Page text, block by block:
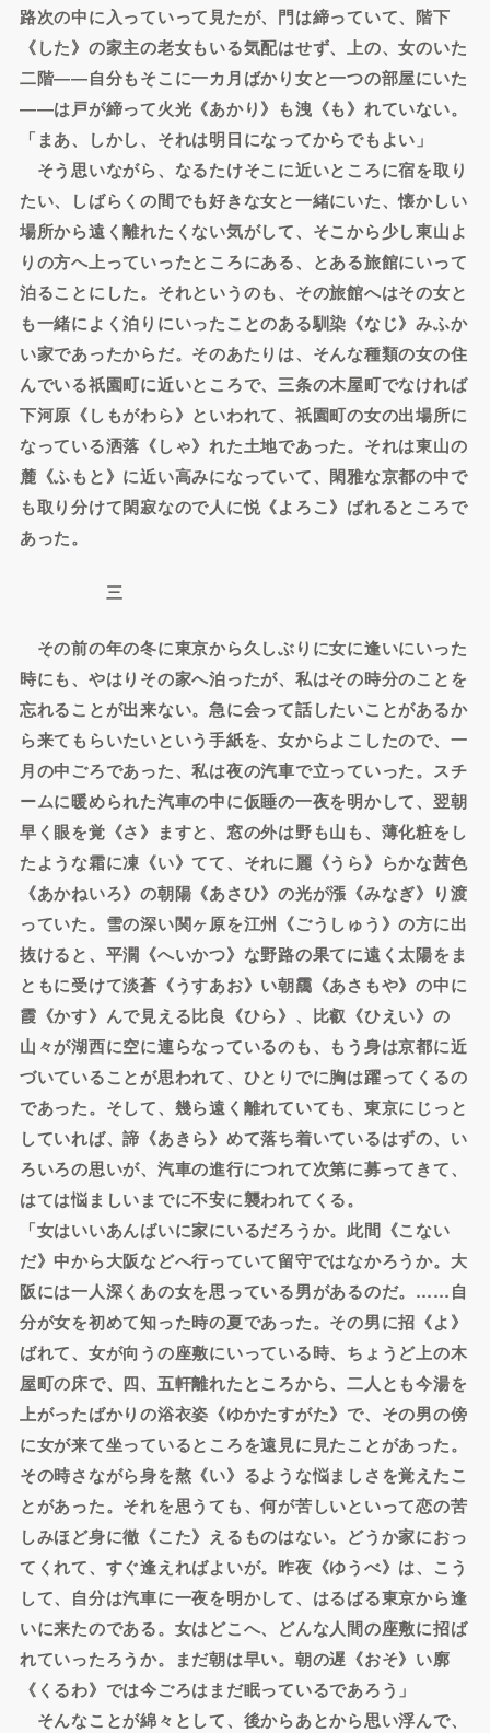
路次の中に入っていって見たが、門は締っていて、階下
《した》の家主の老女もいる気配はせず、上の、女のいた
二階――自分もそこに一カ月ばかり女と一つの部屋にいた
――は戸が締って火光《あかり》も洩《も》れていない。
「まあ、しかし、それは明日になってからでもよい」
そう思いながら、なるたけそこに近いところに宿を取り
たい、しばらくの間でも好きな女と一緒にいた、懐かしい
場所から遠く離れたくない気がして、そこから少し東山よ
りの方へ上っていったところにある、とある旅館にいって
泊ることにした。それというのも、その旅館へはその女と
も一緒によく泊りにいったことのある馴染《なじ》みふか
い家であったからだ。そのあたりは、そんな種類の女の住
んでいる祇園町に近いところで、三条の木屋町でなければ
下河原《しもがわら》といわれて、祇園町の女の出場所に
なっている洒落《しゃ》れた土地であった。それは東山の
麓《ふもと》に近い高みになっていて、閑雅な京都の中で
も取り分けて閑寂なので人に悦《よろこ》ばれるところで
あった。
三
その前の年の冬に東京から久しぶりに女に逢いにいった
時にも、やはりその家へ泊ったが、私はその時分のことを
忘れることが出来ない。急に会って話したいことがあるか
ら来てもらいたいという手紙を、女からよこしたので、一
月の中ごろであった、私は夜の汽車で立っていった。スチ
ームに暖められた汽車の中に仮睡の一夜を明かして、翌朝
早く眼を覚《さ》ますと、窓の外は野も山も、薄化粧をし
たような霜に凍《い》てて、それに麗《うら》らかな茜色
《あかねいろ》の朝陽《あさひ》の光が漲《みなぎ》り渡
っていた。雪の深い関ヶ原を江州《ごうしゅう》の方に出
抜けると、平濶《へいかつ》な野路の果てに遠く太陽をま
ともに受けて淡蒼《うすあお》い朝靄《あさもや》の中に
霞《かす》んで見える比良《ひら》、比叡《ひえい》の
山々が湖西に空に連らなっているのも、もう身は京都に近
づいていることが思われて、ひとりでに胸は躍ってくるの
であった。そして、幾ら遠く離れていても、東京にじっと
していれば、諦《あきら》めて落ち着いているはずの、い
ろいろの思いが、汽車の進行につれて次第に募ってきて、
はては悩ましいまでに不安に襲われてくる。
「女はいいあんばいに家にいるだろうか。此間《こない
だ》中から大阪などへ行っていて留守ではなかろうか。大
阪には一人深くあの女を思っている男があるのだ。……自
分が女を初めて知った時の夏であった。その男に招《よ》
ばれて、女が向うの座敷にいっている時、ちょうど上の木
屋町の床で、四、五軒離れたところから、二人とも今湯を
上がったばかりの浴衣姿《ゆかたすがた》で、その男の傍
に女が来て坐っているところを遠見に見たことがあった。
その時さながら身を熬《い》るような悩ましさを覚えたこ
とがあった。それを思うても、何が苦しいといって恋の苦
しみほど身に徹《こた》えるものはない。どうか家におっ
てくれて、すぐ逢えればよいが。昨夜《ゆうべ》は、こう
して、自分は汽車に一夜を明かして、はるばる東京から逢
いに来たのである。女はどこへ、どんな人間の座敷に招ば
れていったろうか。まだ朝は早い。朝の遅《おそ》い廓
《くるわ》では今ごろはまだ眠っているであろう」
そんなことが綿々として、後からあとから思い浮んで、